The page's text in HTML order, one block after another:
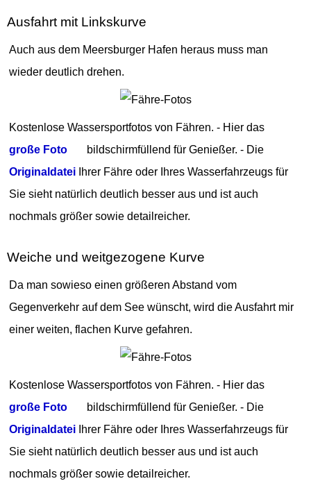
Ausfahrt mit Linkskurve
Auch aus dem Meersburger Hafen heraus muss man
wieder deutlich drehen.
Kostenlose Wassersportfotos von Fähren. - Hier das
große Foto
bildschirmfüllend für Genießer. - Die
Originaldatei Ihrer Fähre oder Ihres Wasserfahrzeugs für
Sie sieht natürlich deutlich besser aus und ist auch
nochmals größer sowie detailreicher.
Weiche und weitgezogene Kurve
Da man sowieso einen größeren Abstand vom
Gegenverkehr auf dem See wünscht, wird die Ausfahrt mir
einer weiten, flachen Kurve gefahren.
Kostenlose Wassersportfotos von Fähren. - Hier das
große Foto
bildschirmfüllend für Genießer. - Die
Originaldatei Ihrer Fähre oder Ihres Wasserfahrzeugs für
Sie sieht natürlich deutlich besser aus und ist auch
nochmals größer sowie detailreicher.